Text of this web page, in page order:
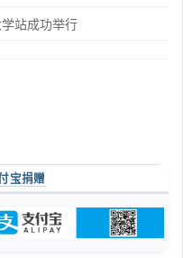
站成功举行
宝捐赠